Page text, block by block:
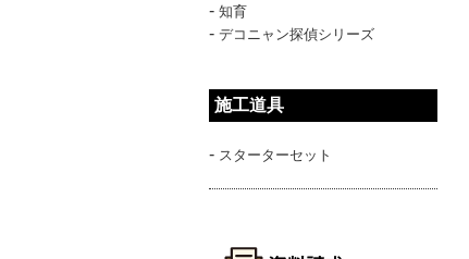
- 知育
- デコニャン探偵シリーズ
施工道具
- スターターセット